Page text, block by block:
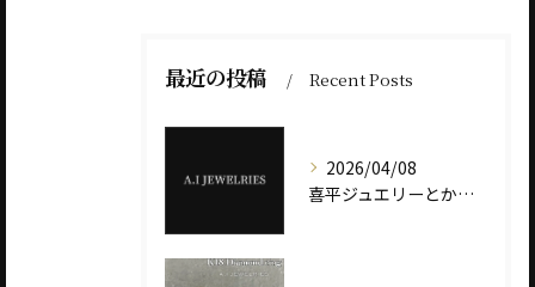
最近の投稿 Recent Posts
2026/04/08
喜平ジュエリーとかけまして、税金とときます。 その心は――“重さ”が価値を決めます。